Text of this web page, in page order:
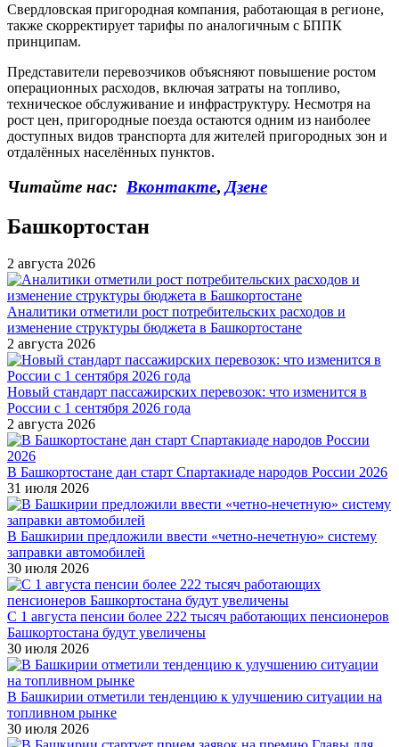
Свердловская пригородная компания, работающая в регионе,
также скорректирует тарифы по аналогичным с БППК
принципам.
Представители перевозчиков объясняют повышение ростом
операционных расходов, включая затраты на топливо,
техническое обслуживание и инфраструктуру. Несмотря на
рост цен, пригородные поезда остаются одним из наиболее
доступных видов транспорта для жителей пригородных зон и
отдалённых населённых пунктов.
Читайте нас: Вконтакте, Дзене
Башкортостан
2 августа 2026
Аналитики отметили рост потребительских расходов и
изменение структуры бюджета в Башкортостане
2 августа 2026
Новый стандарт пассажирских перевозок: что изменится в
России с 1 сентября 2026 года
2 августа 2026
В Башкортостане дан старт Спартакиаде народов России 2026
31 июля 2026
В Башкирии предложили ввести «четно-нечетную» систему
заправки автомобилей
30 июля 2026
С 1 августа пенсии более 222 тысяч работающих пенсионеров
Башкортостана будут увеличены
30 июля 2026
В Башкирии отметили тенденцию к улучшению ситуации на
топливном рынке
30 июля 2026